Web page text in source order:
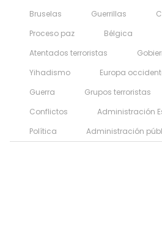
Bruselas
Guerrillas
Proceso paz
Bélgica
Atentados terroristas
Yihadismo
Europa
Guerra
Grupos terroristas
Conflictos
Administración
Política
Administración